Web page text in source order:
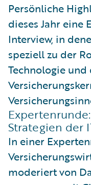
Persönliche
dieses Jahr eine
Interview, in
speziell zu der
Technologie
Strategien der
In einer
moderiert von